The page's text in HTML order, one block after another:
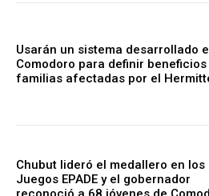
Usarán un sistema desarrollado
Comodoro para definir beneficios
familias afectadas por el
Chubut lideró el medallero en los
Juegos EPADE y el gobernador